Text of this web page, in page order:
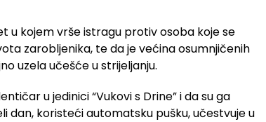
u kojem vrše istragu protiv osoba koje se
zarobljenika, te da je većina osumnjičenih
uzela učešće u strijeljanju.
u jedinici “Vukovi s Drine” i da su ga
dan, koristeći automatsku pušku, učestvuje u